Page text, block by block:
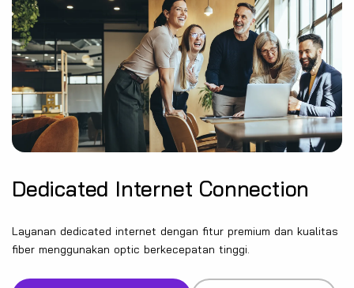
Dedicated Internet Connection
Layanan dedicated internet dengan fitur premium dan kualitas
fiber menggunakan optic berkecepatan tinggi.